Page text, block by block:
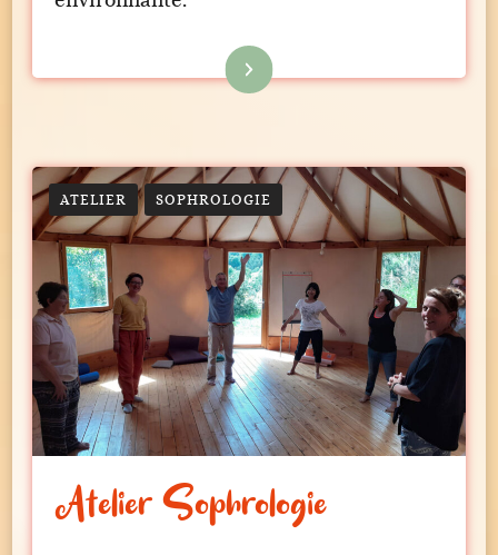
Lire la suite
ATELIER SOPHROLOGIE
Atelier Sophrologie